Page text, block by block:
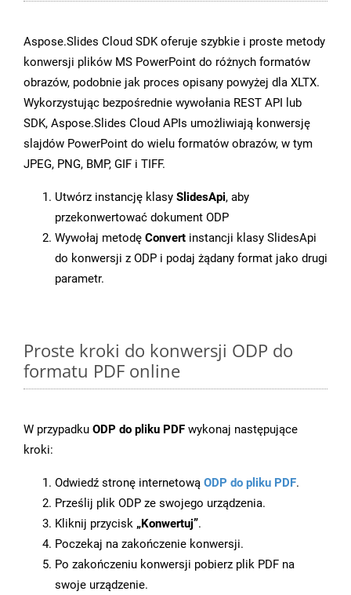
Aspose.Slides Cloud SDK oferuje szybkie i proste metody
konwersji plików MS PowerPoint do różnych formatów
obrazów, podobnie jak proces opisany powyżej dla XLTX.
Wykorzystując bezpośrednie wywołania REST API lub
SDK, Aspose.Slides Cloud APIs umożliwiają konwersję
slajdów PowerPoint do wielu formatów obrazów, w tym
JPEG, PNG, BMP, GIF i TIFF.
Utwórz instancję klasy SlidesApi, aby
przekonwertować dokument ODP
Wywołaj metodę Convert instancji klasy SlidesApi
do konwersji z ODP i podaj żądany format jako drugi
parametr.
Proste kroki do konwersji ODP do
formatu PDF online
W przypadku ODP do pliku PDF wykonaj następujące
kroki:
Odwiedź stronę internetową ODP do pliku PDF.
Prześlij plik ODP ze swojego urządzenia.
Kliknij przycisk „Konwertuj”.
Poczekaj na zakończenie konwersji.
Po zakończeniu konwersji pobierz plik PDF na
swoje urządzenie.